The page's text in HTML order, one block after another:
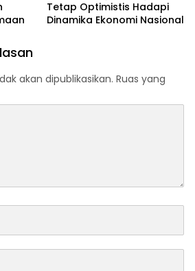
Tetap Optimistis Hadapi
Dinamika Ekonomi Nasional
akan dipublikasikan. Ruas yang